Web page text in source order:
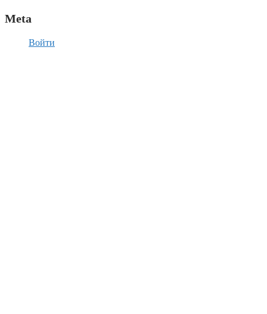
Meta
Войти